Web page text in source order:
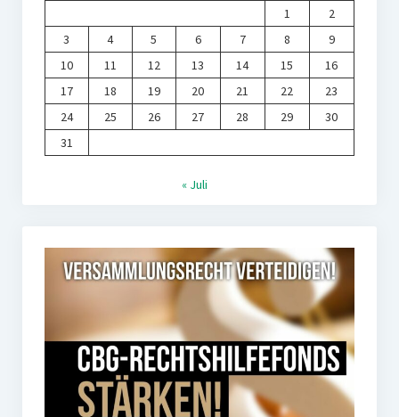
1
2
3
4 5 6 7 8
9
10
11 12 13 14 15
16
17
18 19 20 21 22
23
24
25 26 27 28 29
30
31
« Juli